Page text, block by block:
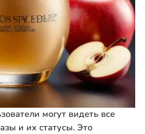
могут видеть все
и их статусы. Это